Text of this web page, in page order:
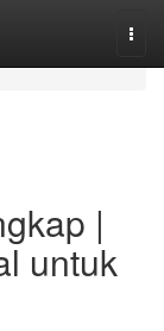
|
untuk